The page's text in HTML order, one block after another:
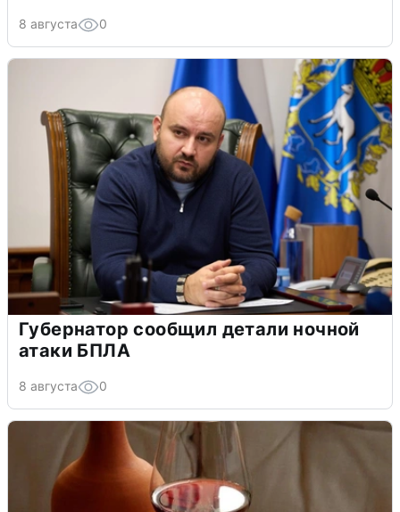
8 августа 0
Губернатор сообщил детали ночной
атаки БПЛА
8 августа 0